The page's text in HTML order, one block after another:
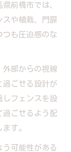
前橋市では、
スや植栽、門扉
つも圧迫感のな
外部からの視線
過ごせる設計が
しフェンスを設
過ごせるよう配
す。
可能性がある